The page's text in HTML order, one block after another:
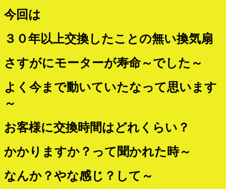
今回は
３０年以上交換したことの無い換気扇
さすがにモーターが寿命～でした～
よく今まで動いていたなって思います
～
お客様に交換時間はどれくらい？
かかりますか？って聞かれた時～
なんか？やな感じ？して～